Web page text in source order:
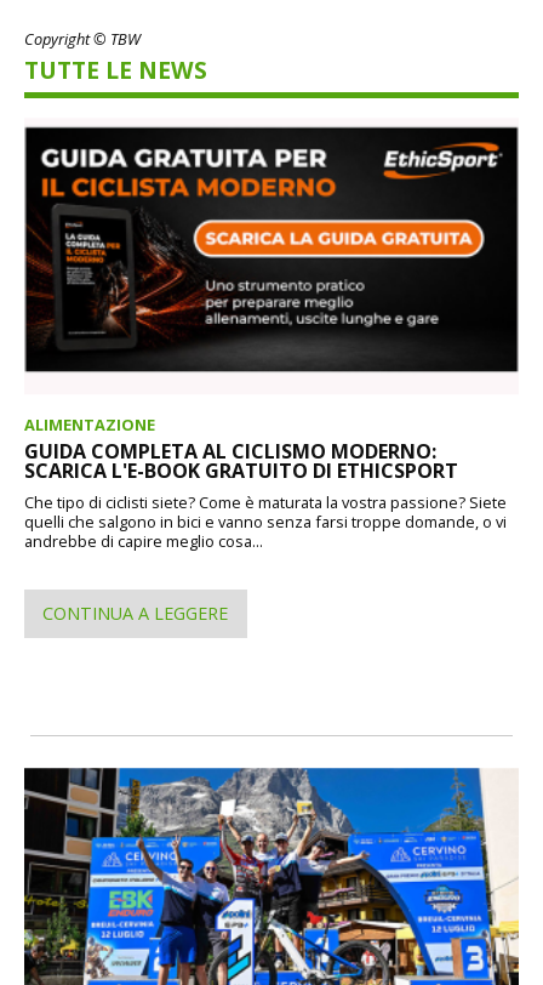
Copyright © TBW
TUTTE LE NEWS
ALIMENTAZIONE
GUIDA COMPLETA AL CICLISMO MODERNO:
SCARICA L'E-BOOK GRATUITO DI ETHICSPORT
Che tipo di ciclisti siete? Come è maturata la vostra passione? Siete
quelli che salgono in bici e vanno senza farsi troppe domande, o vi
andrebbe di capire meglio cosa...
CONTINUA A LEGGERE